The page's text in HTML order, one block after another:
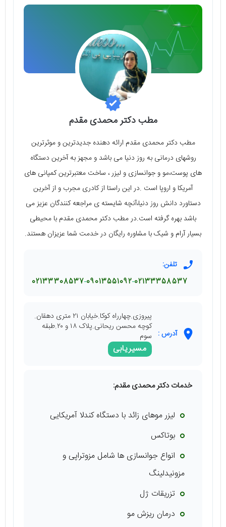
مطب دکتر محمدی مقدم
مطب دکتر محمدی مقدم ارائه دهنده جدیدترین و موثرترین
روشهای درمانی به روز دنیا می باشد و مجهز به آخرین دستگاه
های پوست،مو و جوانسازی و لیزر ، ساخت معتبرترین کمپانی های
آمریکا و اروپا است .در این راستا از کادری مجرب و از آخرین
دستاورد دانش روز دنیا،آنچه شایسته ی مراجعه کنندگان عزیز می
باشد بهره گرفته است.در مطب دکتر محمدی مقدم با محیطی
بسیار آرام و شیک با مشاوره رایگان در خدمت شما عزیزان هستند.
تلفن:
02133358537
09013551092
02133308537
آدرس :
پیروزی.چهارراه کوکا.خیابان ۲۱ متری دهقان.
کوچه محسن ریحانی.پلاک ۱۸ و ۲۰.طبقه
سوم
مسیریابی
خدمات دکتر محمدی مقدم:
لیزر موهای زائد با دستگاه کندلا آمریکایی
بوتاکس
انواع جوانسازی ها شامل مزوتراپی و
مزونیدلینگ
تزریقات ژل
درمان ریزش مو